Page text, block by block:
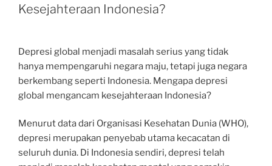
Kesejahteraan Indonesia?
Depresi global menjadi masalah serius yang tidak
hanya mempengaruhi negara maju, tetapi juga negara
berkembang seperti Indonesia. Mengapa depresi
global mengancam kesejahteraan Indonesia?
Menurut data dari Organisasi Kesehatan Dunia (WHO),
depresi merupakan penyebab utama kecacatan di
seluruh dunia. Di Indonesia sendiri, depresi telah